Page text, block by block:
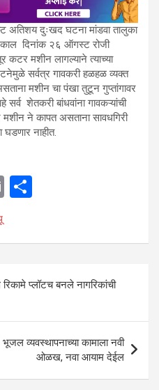
अतिशय दुःखद घटना मांडवा तालुका
काल दिनांक २६ ऑगस्ट रोजी
कटर मशीन लागल्याने त्याच्या
सर्वत्र गावकरी हळहळ व्यक्त
मशीन चा पंखा तुटून गुप्तांगावर
शेतकरी बांधवांना गावकऱ्यांची
ने कापत असताना सावधगिरी
नाहीत.
E
प्लॉटच बनले नागरिकांची
व्यवस्थापनाच्या कामाला नवी
ओळख, नवा आयाम देईल